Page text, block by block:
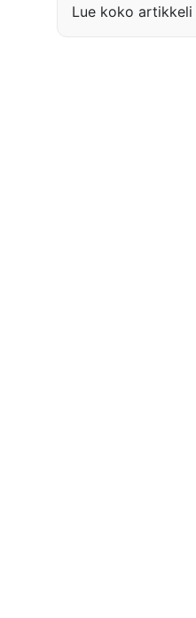
Lue koko artikkeli